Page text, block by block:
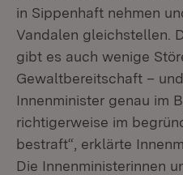
in Sippenhaft nehmen
Vandalen gleichstellen.
gibt es auch wenige
Gewaltbereitschaft –
Innenminister genau im
richtigerweise im
bestraft“, erklärte
Die Innenministerinnen